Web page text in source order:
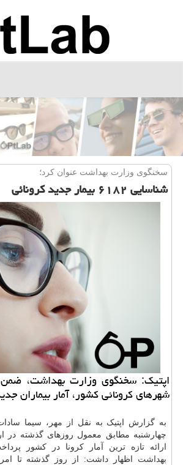
سخنگوی وزارت بهداشت عنوان كرد؛
شناسایی ۶۱۸۲ بیمار جدید كرونائی
اپتیک: سخنگوی وزارت بهداشت،
شهرهای کرونائی کشور، آمار بیماران
به گزارش اپتیک به نقل از مهر، سیما
چهارشنبه مطابق معمول روزهای گذشته در
ارائه تازه ترین آمار کرونا در کشور
بهداشت